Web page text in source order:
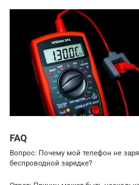
FAQ
Вопрос: Почему мой телефон не
беспроводной зарядке?